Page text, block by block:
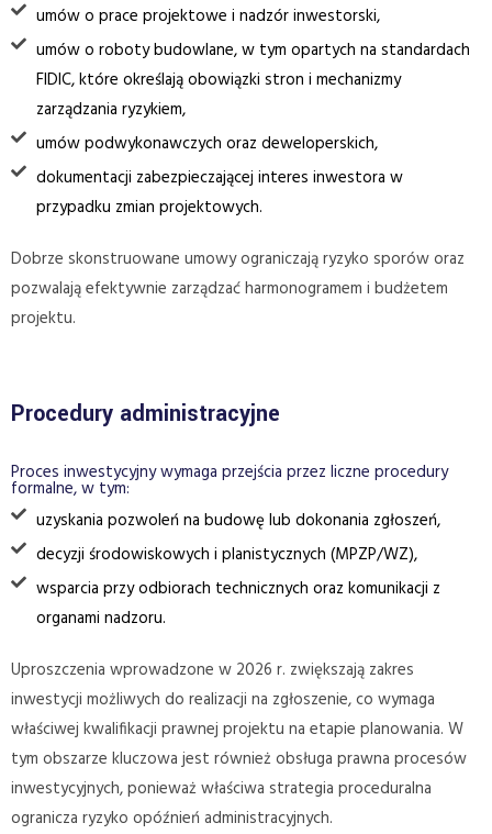
umów o prace projektowe i nadzór inwestorski,
umów o roboty budowlane, w tym opartych na standardach
FIDIC, które określają obowiązki stron i mechanizmy
zarządzania ryzykiem,
umów podwykonawczych oraz deweloperskich,
dokumentacji zabezpieczającej interes inwestora w
przypadku zmian projektowych.
Dobrze skonstruowane umowy ograniczają ryzyko sporów oraz
pozwalają efektywnie zarządzać harmonogramem i budżetem
projektu.
Procedury administracyjne
Proces inwestycyjny wymaga przejścia przez liczne procedury
formalne, w tym:
uzyskania pozwoleń na budowę lub dokonania zgłoszeń,
decyzji środowiskowych i planistycznych (MPZP/WZ),
wsparcia przy odbiorach technicznych oraz komunikacji z
organami nadzoru.
Uproszczenia wprowadzone w 2026 r. zwiększają zakres
inwestycji możliwych do realizacji na zgłoszenie, co wymaga
właściwej kwalifikacji prawnej projektu na etapie planowania. W
tym obszarze kluczowa jest również obsługa prawna procesów
inwestycyjnych, ponieważ właściwa strategia proceduralna
ogranicza ryzyko opóźnień administracyjnych.